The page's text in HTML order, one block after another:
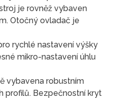
je rovněž vybaven
Otočný ovladač je
rychlé nastavení výšky
mikro-nastavení úhlu
vybavena robustním
profilů. Bezpečnostní kryt